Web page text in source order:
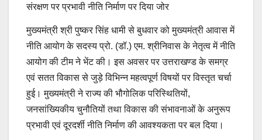
संरक्षण पर प्रभावी नीति निर्माण पर दिया जोर
मुख्यमंत्री श्री पुष्कर सिंह धामी से बुधवार को मुख्यमंत्री आवास में
नीति आयोग के सदस्य प्रो. (डॉ.) एम. श्रीनिवास के नेतृत्व में नीति
आयोग की टीम ने भेंट की। इस अवसर पर उत्तराखण्ड के समग्र
एवं सतत विकास से जुड़े विभिन्न महत्वपूर्ण विषयों पर विस्तृत चर्चा
हुई। मुख्यमंत्री ने राज्य की भौगोलिक परिस्थितियों,
जनसांख्यिकीय चुनौतियों तथा विकास की संभावनाओं के अनुरूप
प्रभावी एवं दूरदर्शी नीति निर्माण की आवश्यकता पर बल दिया।